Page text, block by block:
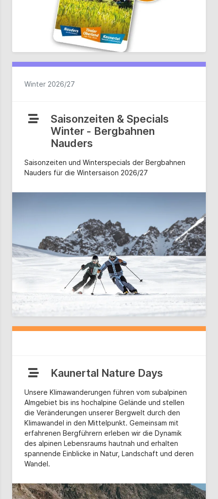
Winter 2026/27
Saisonzeiten & Specials
Winter - Bergbahnen
Nauders
Saisonzeiten und Winterspecials der Bergbahnen
Nauders für die Wintersaison 2026/27
Kaunertal Nature Days
Unsere Klimawanderungen führen vom subalpinen
Almgebiet bis ins hochalpine Gelände und stellen
die Veränderungen unserer Bergwelt durch den
Klimawandel in den Mittelpunkt. Gemeinsam mit
erfahrenen Bergführern erleben wir die Dynamik
des alpinen Lebensraums hautnah und erhalten
spannende Einblicke in Natur, Landschaft und deren
Wandel.